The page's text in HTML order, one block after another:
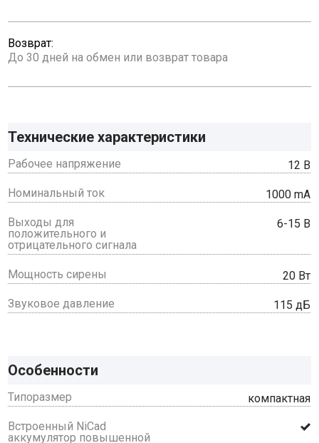
Возврат:
До 30 дней на обмен или возврат товара
Технические характеристики
Рабочее напряжение 12 В
Номинальный ток 1000 mA
Выходы для
положительного и
отрицательного сигнала
6-15 В
Мощность сирены 20 Вт
Звуковое давление 115 дБ
Особенности
Типоразмер компактная
Встроенный NiCad
аккумулятор повышенной